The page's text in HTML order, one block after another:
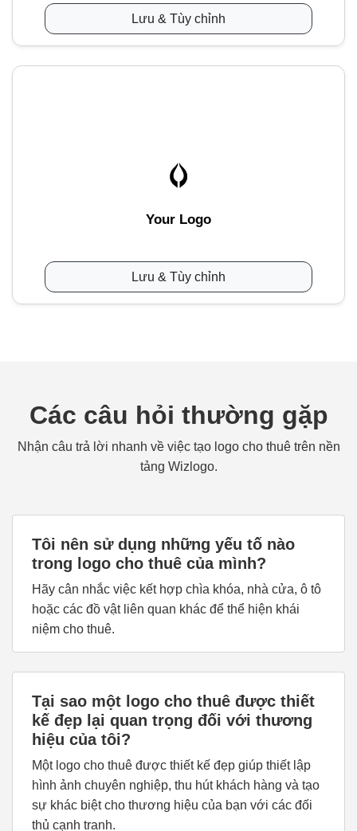
Lưu & Tùy chỉnh
Your Logo
Lưu & Tùy chỉnh
Các câu hỏi thường gặp
Nhận câu trả lời nhanh về việc tạo logo cho thuê trên nền
tảng Wizlogo.
Tôi nên sử dụng những yếu tố nào
trong logo cho thuê của mình?
Hãy cân nhắc việc kết hợp chìa khóa, nhà cửa, ô tô
hoặc các đồ vật liên quan khác để thể hiện khái
niệm cho thuê.
Tại sao một logo cho thuê được thiết
kế đẹp lại quan trọng đối với thương
hiệu của tôi?
Một logo cho thuê được thiết kế đẹp giúp thiết lập
hình ảnh chuyên nghiệp, thu hút khách hàng và tạo
sự khác biệt cho thương hiệu của bạn với các đối
thủ cạnh tranh.